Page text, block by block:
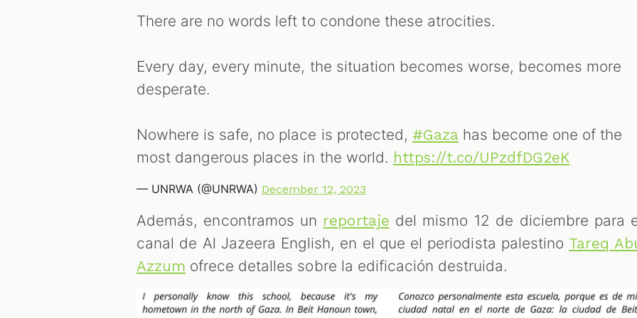
There are no words left to condone these atrocities.
Every day, every minute, the situation becomes worse, becomes more
desperate.
Nowhere is safe, no place is protected, #Gaza has become one of the
most dangerous places in the world. https://t.co/UPzdfDG2eK
— UNRWA (@UNRWA) December 12, 2023
Además, encontramos un reportaje del mismo 12 de diciembre para
canal de Al Jazeera English, en el que el periodista palestino Tareq
Azzum ofrece detalles sobre la edificación destruida.